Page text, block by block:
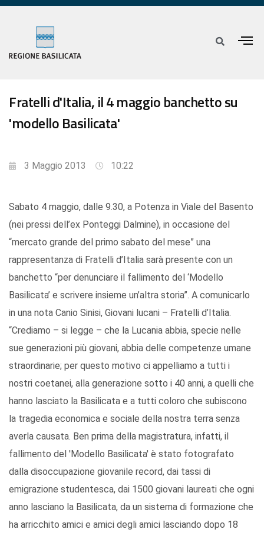
Fratelli d'Italia, il 4 maggio banchetto su
'modello Basilicata'
3 Maggio 2013 10:22
Sabato 4 maggio, dalle 9.30, a Potenza in Viale del Basento
(nei pressi dell’ex Ponteggi Dalmine), in occasione del
“mercato grande del primo sabato del mese” una
rappresentanza di Fratelli d’Italia sarà presente con un
banchetto “per denunciare il fallimento del ‘Modello
Basilicata’ e scrivere insieme un’altra storia”. A comunicarlo
in una nota Canio Sinisi, Giovani lucani – Fratelli d’Italia.
“Crediamo – si legge – che la Lucania abbia, specie nelle
sue generazioni più giovani, abbia delle competenze umane
straordinarie; per questo motivo ci appelliamo a tutti i
nostri coetanei, alla generazione sotto i 40 anni, a quelli che
hanno lasciato la Basilicata e a tutti coloro che subiscono
la tragedia economica e sociale della nostra terra senza
averla causata. Ben prima della magistratura, infatti, il
fallimento del 'Modello Basilicata' è stato fotografato
dalla disoccupazione giovanile record, dai tassi di
emigrazione studentesca, dai 1500 giovani laureati che ogni
anno lasciano la Basilicata, da un sistema di formazione che
ha arricchito amici e amici degli amici lasciando dopo 18